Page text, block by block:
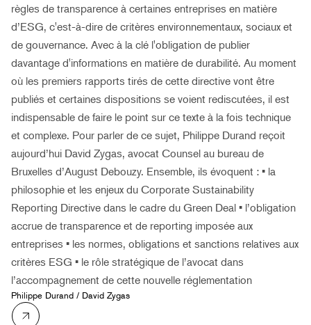
règles de transparence à certaines entreprises en matière
d’ESG, c'est-à-dire de critères environnementaux, sociaux et
de gouvernance. Avec à la clé l'obligation de publier
davantage d'informations en matière de durabilité. Au moment
où les premiers rapports tirés de cette directive vont être
publiés et certaines dispositions se voient rediscutées, il est
indispensable de faire le point sur ce texte à la fois technique
et complexe. Pour parler de ce sujet, Philippe Durand reçoit
aujourd’hui David Zygas, avocat Counsel au bureau de
Bruxelles d’August Debouzy. Ensemble, ils évoquent : • la
philosophie et les enjeux du Corporate Sustainability
Reporting Directive dans le cadre du Green Deal • l’obligation
accrue de transparence et de reporting imposée aux
entreprises • les normes, obligations et sanctions relatives aux
critères ESG • le rôle stratégique de l’avocat dans
l’accompagnement de cette nouvelle réglementation
Philippe Durand / David Zygas